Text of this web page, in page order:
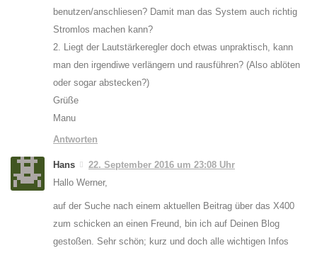
benutzen/anschliesen? Damit man das System auch richtig
Stromlos machen kann?
2. Liegt der Lautstärkeregler doch etwas unpraktisch, kann
man den irgendiwe verlängern und rausführen? (Also ablöten
oder sogar abstecken?)
Grüße
Manu
Antworten
Hans
22. September 2016 um 23:08 Uhr
Hallo Werner,
auf der Suche nach einem aktuellen Beitrag über das X400
zum schicken an einen Freund, bin ich auf Deinen Blog
gestoßen. Sehr schön; kurz und doch alle wichtigen Infos